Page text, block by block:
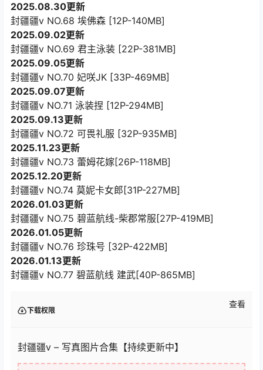
2025.08.30更新
封疆疆v NO.68 埃佛森 [12P-140MB]
2025.09.02更新
封疆疆v NO.69 君主泳装 [22P-381MB]
2025.09.05更新
封疆疆v NO.70 妃咲JK [33P-469MB]
2025.09.07更新
封疆疆v NO.71 泳装捏 [12P-294MB]
2025.09.13更新
封疆疆v NO.72 可畏礼服 [32P-935MB]
2025.11.23更新
封疆疆v NO.73 蕾姆花嫁[26P-118MB]
2025.12.20更新
封疆疆v NO.74 莫妮卡女郎[31P-227MB]
2026.01.03更新
封疆疆v NO.75 碧蓝航线-柴郡常服[27P-419MB]
2026.01.05更新
封疆疆v NO.76 珍珠号 [32P-422MB]
2026.01.13更新
封疆疆v NO.77 碧蓝航线 建武[40P-865MB]
下载权限
查看
封疆疆v – 写真图片合集【持续更新中】